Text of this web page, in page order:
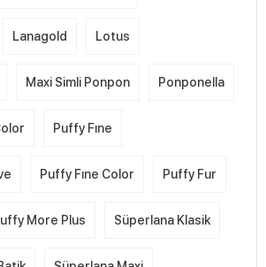
Lanagold Lotus
Maxi Simli Ponpon Ponponella
Puffy Fıne
Puffy Fıne Color Puffy Fur
More Plus Süperlana Klasik